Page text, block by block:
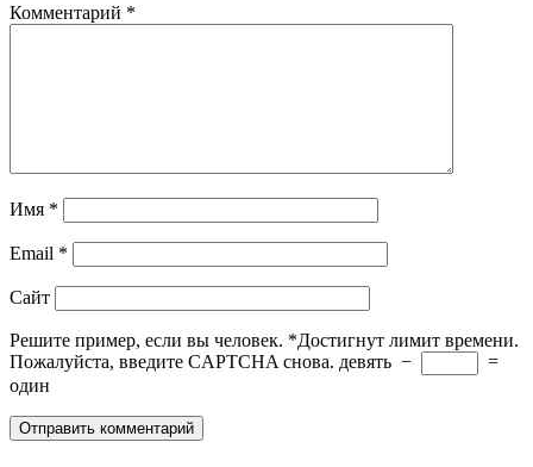
Комментарий *
Имя *
Email *
Сайт
Решите пример, если вы человек. *Достигнут лимит времени.
Пожалуйста, введите CAPTCHA снова. девять −
=
один